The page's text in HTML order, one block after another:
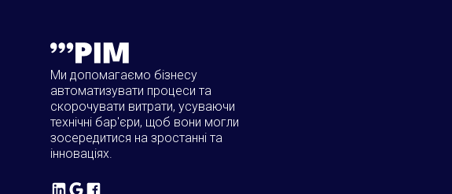
Ми допомагаємо бізнесу
автоматизувати процеси та
скорочувати витрати, усуваючи
технічні бар'єри, щоб вони могли
зосередитися на зростанні та
інноваціях.